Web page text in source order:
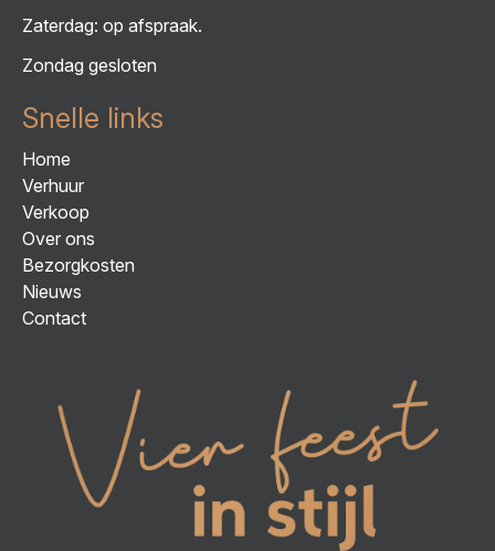
Zaterdag: op afspraak.
Zondag gesloten
Snelle links
Home
Verhuur
Verkoop
Over ons
Bezorgkosten
Nieuws
Contact